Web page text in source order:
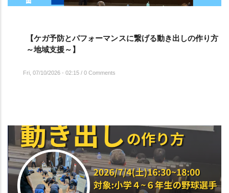
【ケガ予防とパフォーマンスに繋げる動き出しの作り方
～地域支援～】
Fri, 07/10/2026 - 02:15 / 0 Comments